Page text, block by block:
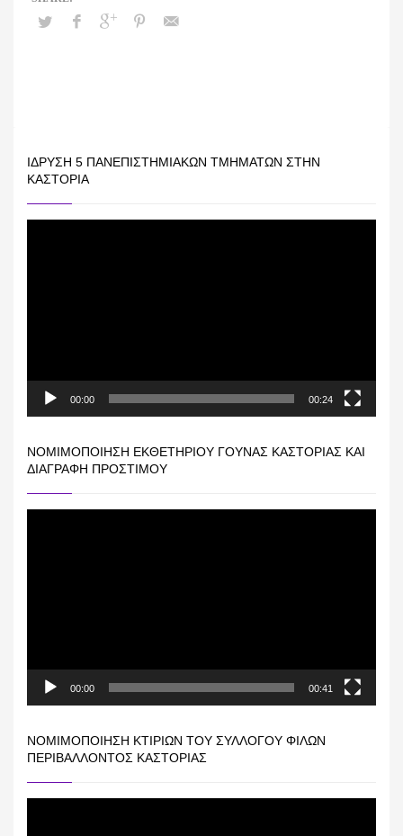
ΊΔΡΥΣΗ 5 ΠΑΝΕΠΙΣΤΗΜΙΑΚΏΝ ΤΜΗΜΆΤΩΝ ΣΤΗΝ
ΚΑΣΤΟΡΙΆ
00:00 00:24
ΝΟΜΙΜΟΠΟΊΗΣΗ ΕΚΘΕΤΗΡΊΟΥ ΓΟΎΝΑΣ ΚΑΣΤΟΡΙΆΣ ΚΑΙ
ΔΙΑΓΡΑΦΉ ΠΡΟΣΤΊΜΟΥ
00:00 00:41
ΝΟΜΙΜΟΠΟΊΗΣΗ ΚΤΙΡΊΩΝ ΤΟΥ ΣΥΛΛΌΓΟΥ ΦΊΛΩΝ
ΠΕΡΙΒΆΛΛΟΝΤΟΣ ΚΑΣΤΟΡΙΆΣ